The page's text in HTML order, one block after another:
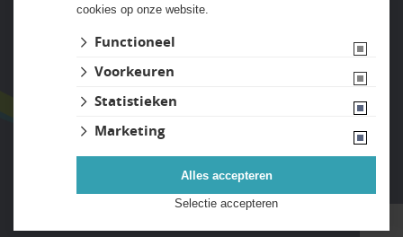
Website ontwikkeld door Lined
cookies op onze website.
Functioneel
Voorkeuren
Statistieken
Marketing
Selectie accepteren
Alles accepteren